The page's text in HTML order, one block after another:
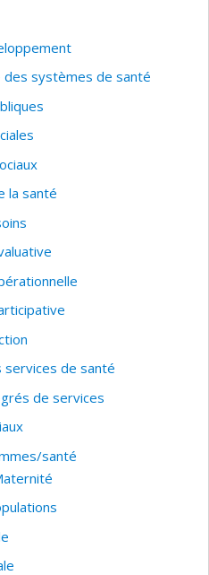
des systèmes de santé
la santé
services de santé
de services
santé